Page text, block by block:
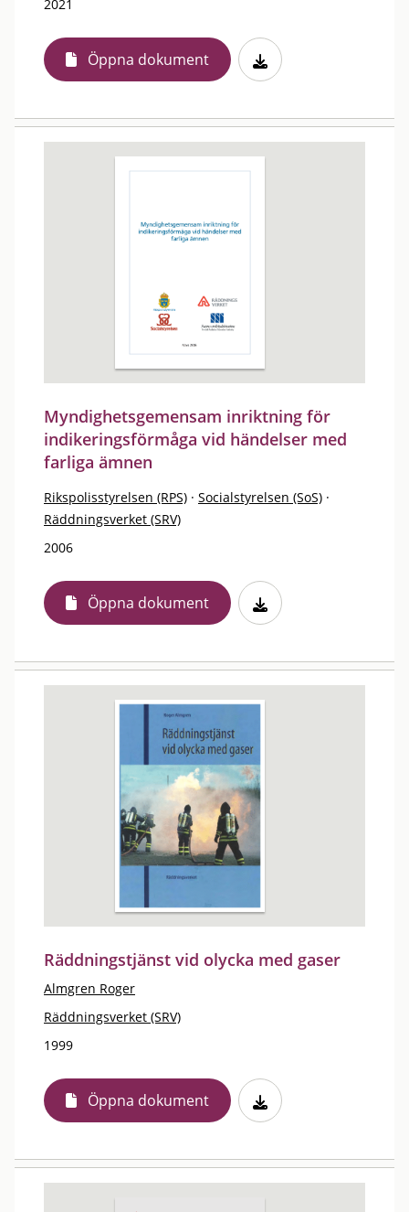
2021
Öppna dokument
Myndighetsgemensam inriktning för
indikeringsförmåga vid händelser med
farliga ämnen
Rikspolisstyrelsen (RPS) · Socialstyrelsen (SoS) ·
Räddningsverket (SRV)
2006
Öppna dokument
Räddningstjänst vid olycka med gaser
Almgren Roger
Räddningsverket (SRV)
1999
Öppna dokument